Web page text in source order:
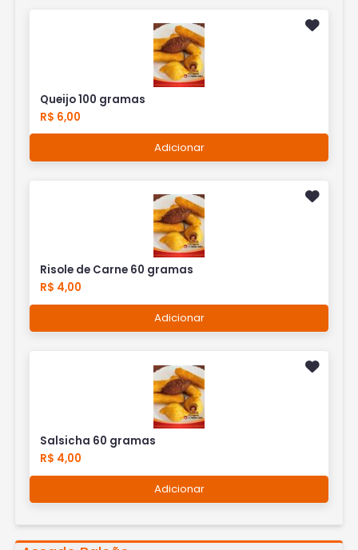
Queijo 100 gramas
R$ 6,00
Adicionar
Risole de Carne 60 gramas
R$ 4,00
Adicionar
Salsicha 60 gramas
R$ 4,00
Adicionar